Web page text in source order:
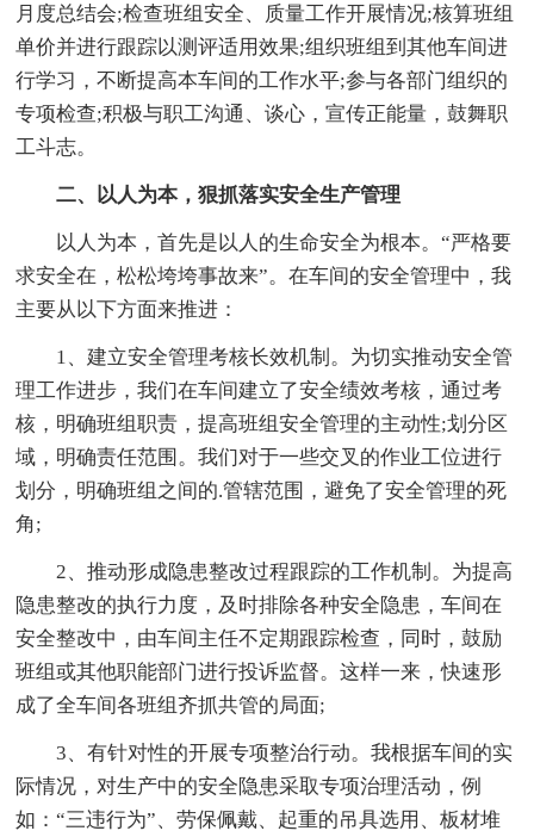
月度总结会;检查班组安全、质量工作开展情况;核算班组
单价并进行跟踪以测评适用效果;组织班组到其他车间进
行学习，不断提高本车间的工作水平;参与各部门组织的
专项检查;积极与职工沟通、谈心，宣传正能量，鼓舞职
工斗志。
二、以人为本，狠抓落实安全生产管理
以人为本，首先是以人的生命安全为根本。“严格要
求安全在，松松垮垮事故来”。在车间的安全管理中，我
主要从以下方面来推进：
1、建立安全管理考核长效机制。为切实推动安全管
理工作进步，我们在车间建立了安全绩效考核，通过考
核，明确班组职责，提高班组安全管理的主动性;划分区
域，明确责任范围。我们对于一些交叉的作业工位进行
划分，明确班组之间的.管辖范围，避免了安全管理的死
角;
2、推动形成隐患整改过程跟踪的工作机制。为提高
隐患整改的执行力度，及时排除各种安全隐患，车间在
安全整改中，由车间主任不定期跟踪检查，同时，鼓励
班组或其他职能部门进行投诉监督。这样一来，快速形
成了全车间各班组齐抓共管的局面;
3、有针对性的开展专项整治行动。我根据车间的实
际情况，对生产中的安全隐患采取专项治理活动，例
如：“三违行为”、劳保佩戴、起重的吊具选用、板材堆